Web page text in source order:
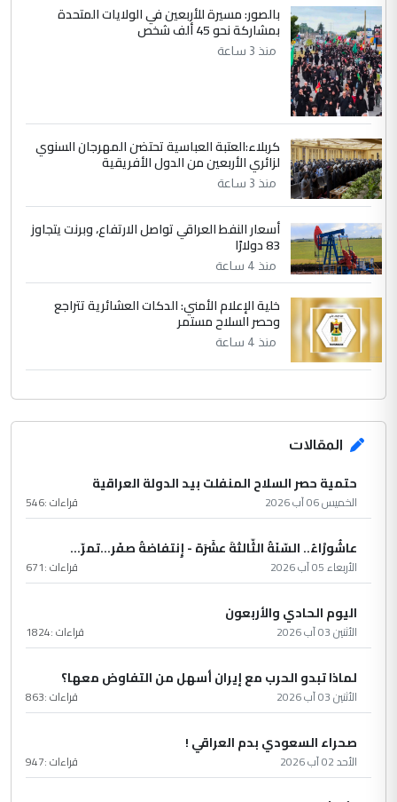
ابا فرات ...
الموضوع :
الجواهري يرد على صدام حسين سل
مضجعيك يابن الزنا (نص كامل)
بالصور: مسيرة للأربعين في الولايات المتحدة
بمشاركة نحو 45 ألف شخص
منذ 3 ساعة
كربلاء:العتبة العباسية تحتضن المهرجان السنوي
لزائري الأربعين من الدول الأفريقية
منذ 3 ساعة
أسعار النفط العراقي تواصل الارتفاع، وبرنت يتجاوز
83 دولارًا
منذ 4 ساعة
خلية الإعلام الأمني: الدكات العشائرية تتراجع
وحصر السلاح مستمر
منذ 4 ساعة
المقالات
حتمية حصر السلاح المنفلت بيد الدولة العراقية
الخميس 06 آب 2026 قراءات :546
عاشُورْاءُ.. السّنَةُ الثّالثةَ عشَرَة - إِنتفاضةُ صفَر…تمرّ...
الأربعاء 05 آب 2026 قراءات :671
اليوم الحادي والأربعون
الأثنين 03 آب 2026 قراءات :1824
لماذا تبدو الحرب مع إيران أسهل من التفاوض معها؟
الأثنين 03 آب 2026 قراءات :863
صحراء السعودي بدم العراقي !
الأحد 02 آب 2026 قراءات :947